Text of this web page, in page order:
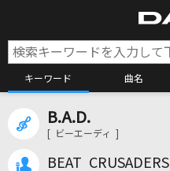
キーワード 曲名
B.A.D.
[ ビーエーディ ]
BEAT CRUSADERS